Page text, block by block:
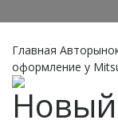
Главная
оформление у